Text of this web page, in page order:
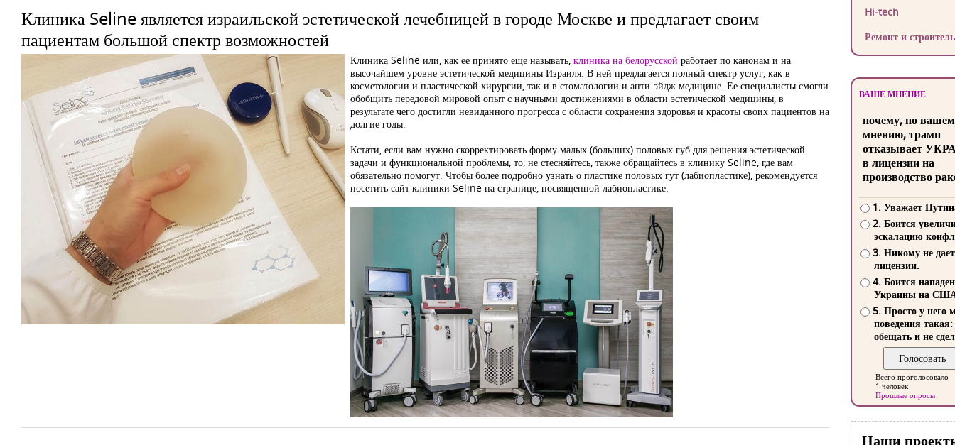
Клиника Seline является израильской эстетической лечебницей в городе Москве и предлагает своим
пациентам большой спектр возможностей
Клиника Seline или, как ее принято еще называть, клиника на белорусской работает по канонам и на
высочайшем уровне эстетической медицины Израиля. В ней предлагается полный спектр услуг, как в
косметологии и пластической хирургии, так и в стоматологии и анти-эйдж медицине. Ее специалисты смогли
обобщить передовой мировой опыт с научными достижениями в области эстетической медицины, в
результате чего достигли невиданного прогресса с области сохранения здоровья и красоты своих пациентов на
долгие годы.
Кстати, если вам нужно скорректировать форму малых (больших) половых губ для решения эстетической
задачи и функциональной проблемы, то, не стесняйтесь, также обращайтесь в клинику Seline, где вам
обязательно помогут. Чтобы более подробно узнать о пластике половых гут (лабиопластике), рекомендуется
посетить сайт клиники Seline на странице, посвященной лабиопластике.
Hi-tech
Ремонт и
ВАШЕ МНЕНИЕ
почему, по
мнению, трамп
отказывает
в лицензии на
производство
1. Уважает
2. Боится
эскалацию
3. Никому не
лицензии.
4. Боится
Украины на
5. Просто у него
поведения такая:
обещать и не
Всего проголосовало
1 человек
Прошлые опросы
Наши